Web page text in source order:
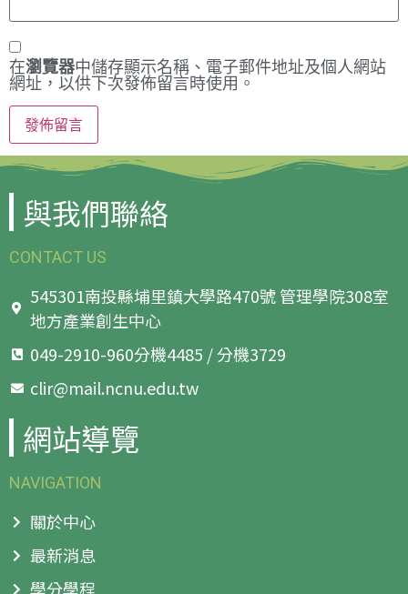
在瀏覽器中儲存顯示名稱、電子郵件地址及個人網站
網址，以供下次發佈留言時使用。
與我們聯絡
CONTACT US
545301南投縣埔里鎮大學路470號 管理學院308室
地方產業創生中心
049-2910-960分機4485 / 分機3729
clir@mail.ncnu.edu.tw
網站導覽
NAVIGATION
關於中心
最新消息
學分學程